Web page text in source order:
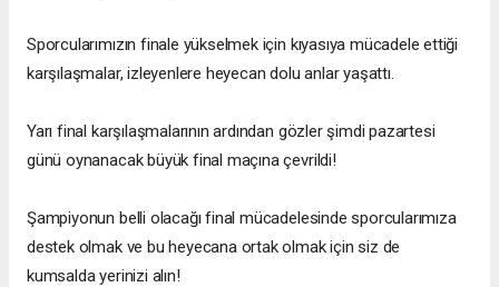
Sporcularımızın finale yükselmek için kıyasıya mücadele ettiği
karşılaşmalar, izleyenlere heyecan dolu anlar yaşattı.
Yarı final karşılaşmalarının ardından gözler şimdi pazartesi
günü oynanacak büyük final maçına çevrildi!
Şampiyonun belli olacağı final mücadelesinde sporcularımıza
destek olmak ve bu heyecana ortak olmak için siz de
kumsalda yerinizi alın!